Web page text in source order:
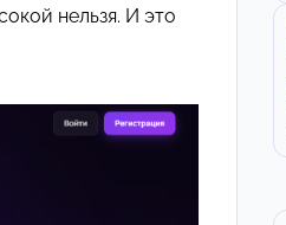
нельзя. И это